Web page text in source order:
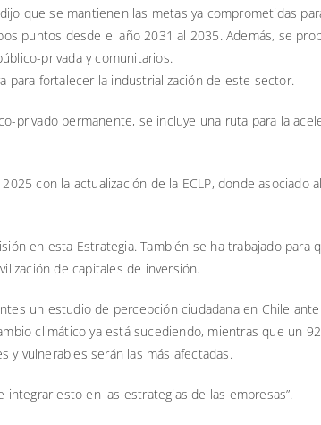
que se mantienen las metas ya comprometidas
puntos desde el año 2031 al 2035. Además, se
privada y comunitarios.
para fortalecer la industrialización de este sector.
privado permanente, se incluye una ruta para la
con la actualización de la ECLP, donde asociado
en esta Estrategia. También se ha trabajado para
de capitales de inversión.
un estudio de percepción ciudadana en Chile
climático ya está sucediendo, mientras que un
y vulnerables serán las más afectadas.
esto en las estrategias de las empresas”.